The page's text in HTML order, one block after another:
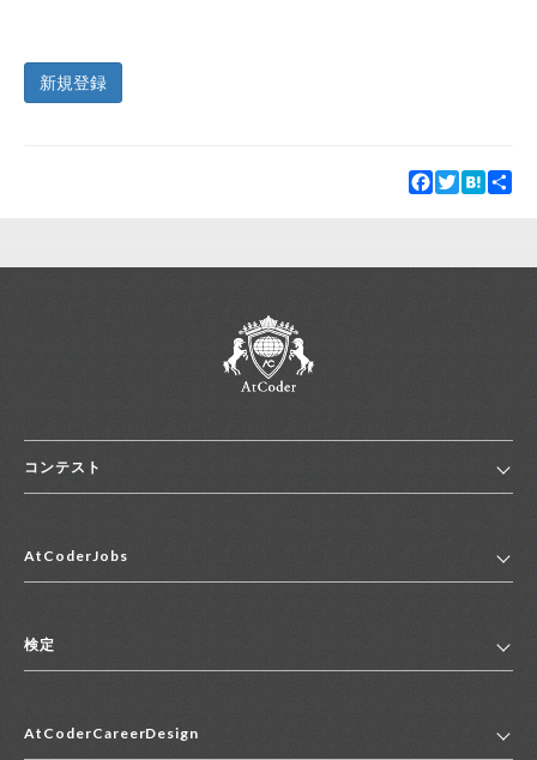
新規登録
Facebook
TwitterHatena
コンテスト
コンテスト一覧
便利リンク集
AtCoderJobs
2027年新卒採用求人一覧
中途採用求人一覧
検定
マイページ
AtCoderCareerDesign